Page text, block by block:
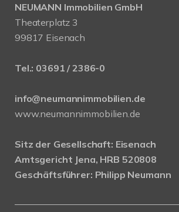
NEUMANN Immobilien GmbH
Theaterplatz 3
99817 Eisenach
Tel.: 03691 / 2386-0
info@neumannimmobilien.de
www.neumannimmobilien.de
Sitz der Gesellschaft: Eisenach
Amtsgericht Jena, HRB 520808
Geschäftsführer: Philipp Neumann